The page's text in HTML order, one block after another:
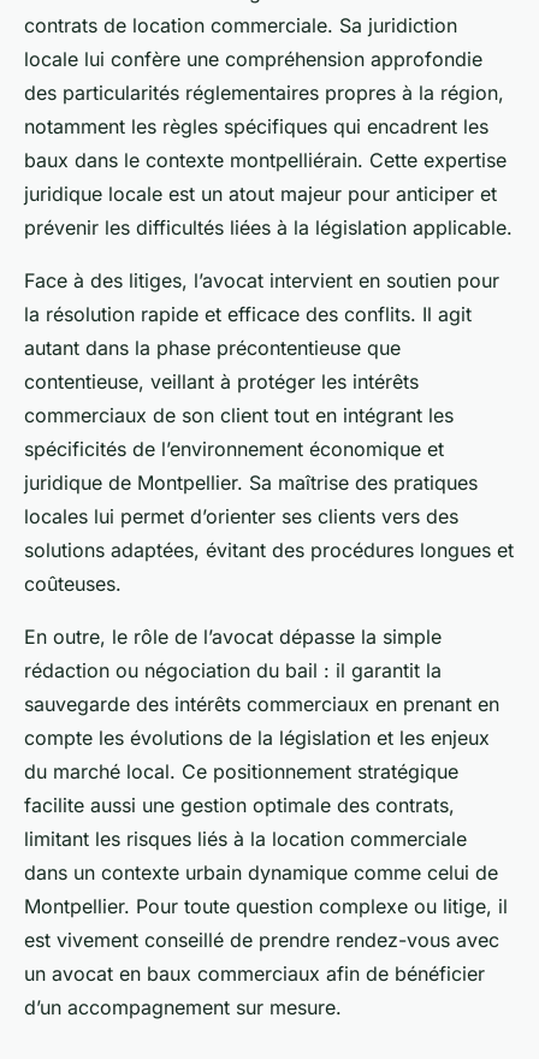
contrats de location commerciale. Sa juridiction
locale lui confère une compréhension approfondie
des particularités réglementaires propres à la région,
notamment les règles spécifiques qui encadrent les
baux dans le contexte montpelliérain. Cette expertise
juridique locale est un atout majeur pour anticiper et
prévenir les difficultés liées à la législation applicable.
Face à des litiges, l’avocat intervient en soutien pour
la résolution rapide et efficace des conflits. Il agit
autant dans la phase précontentieuse que
contentieuse, veillant à protéger les intérêts
commerciaux de son client tout en intégrant les
spécificités de l’environnement économique et
juridique de Montpellier. Sa maîtrise des pratiques
locales lui permet d’orienter ses clients vers des
solutions adaptées, évitant des procédures longues et
coûteuses.
En outre, le rôle de l’avocat dépasse la simple
rédaction ou négociation du bail : il garantit la
sauvegarde des intérêts commerciaux en prenant en
compte les évolutions de la législation et les enjeux
du marché local. Ce positionnement stratégique
facilite aussi une gestion optimale des contrats,
limitant les risques liés à la location commerciale
dans un contexte urbain dynamique comme celui de
Montpellier. Pour toute question complexe ou litige, il
est vivement conseillé de prendre rendez-vous avec
un avocat en baux commerciaux afin de bénéficier
d’un accompagnement sur mesure.